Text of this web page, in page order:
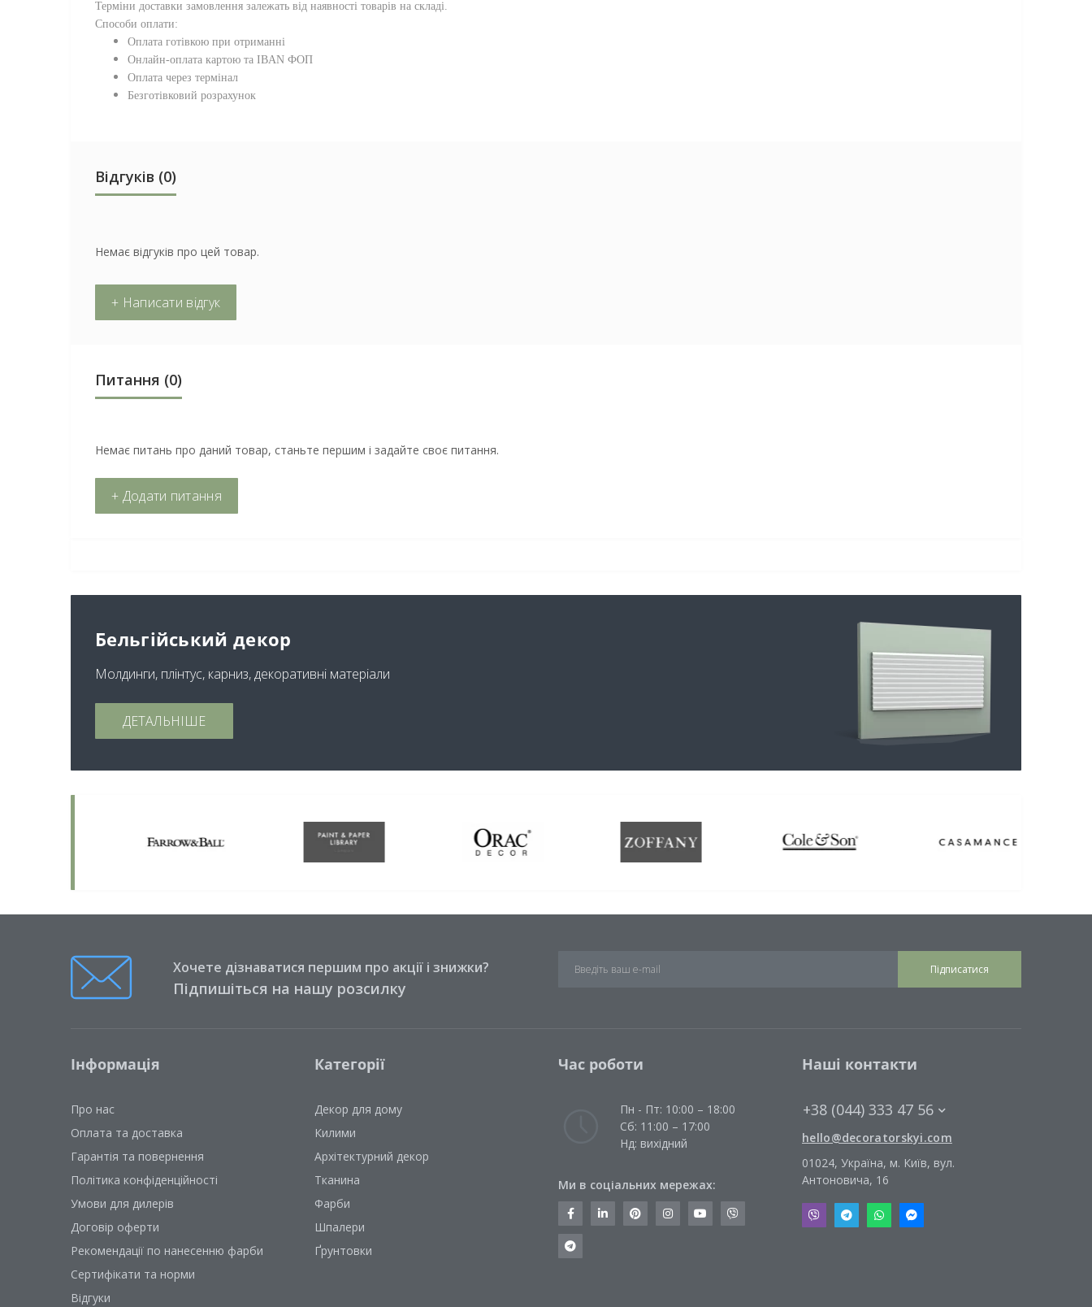
Терміни доставки замовлення залежать від наявності товарів на складі.
Способи оплати:
Оплата готівкою при отриманні
Онлайн-оплата картою та IBAN ФОП
Оплата через термінал
Безготівковий розрахунок
Відгуків (0)
Немає відгуків про цей товар.
+ Написати відгук
Питання (0)
Немає питань про даний товар, станьте першим і задайте своє питання.
+ Додати питання
Бельгійський декор
Молдинги, плінтус, карниз, декоративні матеріали
ДЕТАЛЬНІШЕ
Хочете дізнаватися першим про акції і знижки?
Підпишіться на нашу розсилку
Підписатися
Інформація
Про нас
Оплата та доставка
Гарантія та повернення
Політика конфіденційності
Умови для дилерів
Договір оферти
Рекомендації по нанесенню фарби
Сертифікати та норми
Відгуки
Категорії
Декор для дому
Килими
Архітектурний декор
Тканина
Фарби
Шпалери
Ґрунтовки
Час роботи
Пн - Пт: 10:00 – 18:00
Сб: 11:00 – 17:00
Нд: вихідний
Ми в соціальних мережах:
Наші контакти
+38 (044) 333 47 56
hello@decoratorskyi.com
01024, Україна, м. Київ, вул.
Антоновича, 16